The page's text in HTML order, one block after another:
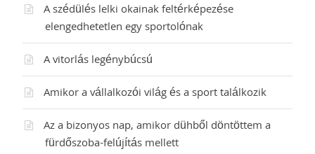
A szédülés lelki okainak feltérképezése
elengedhetetlen egy sportolónak
A vitorlás legénybúcsú
Amikor a vállalkozói világ és a sport találkozik
Az a bizonyos nap, amikor dühből döntöttem a
fürdőszoba-felújítás mellett